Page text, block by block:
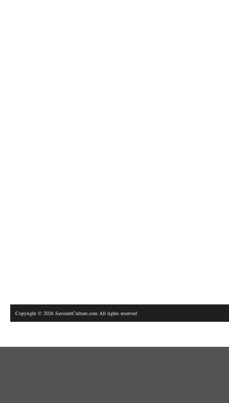
Copyright © 2026 SavoiretCulture.com All rights reserved